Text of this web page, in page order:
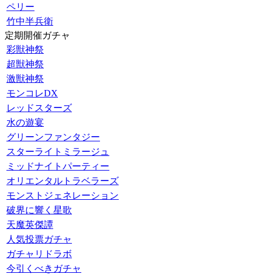
ペリー
竹中半兵衛
定期開催ガチャ
彩獣神祭
超獣神祭
激獣神祭
モンコレDX
レッドスターズ
水の遊宴
グリーンファンタジー
スターライトミラージュ
ミッドナイトパーティー
オリエンタルトラベラーズ
モンストジェネレーション
破界に響く星歌
天魔英傑譚
人気投票ガチャ
ガチャリドラボ
今引くべきガチャ